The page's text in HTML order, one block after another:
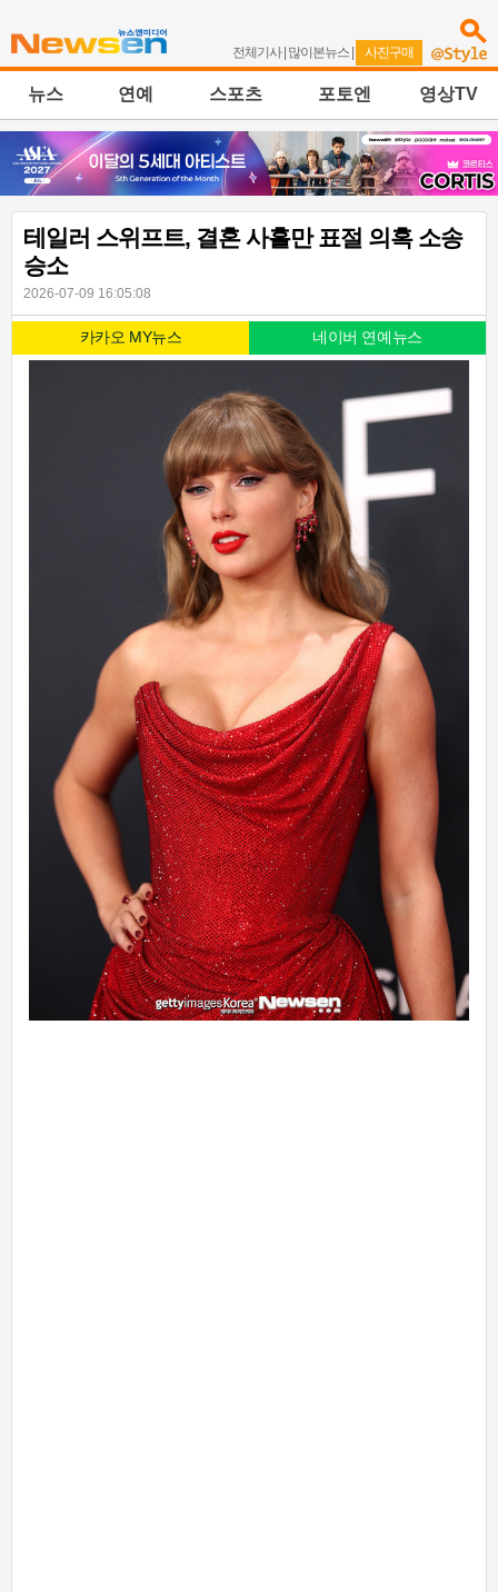
전체기사| 많이본뉴스 | 사진구매
뉴스 연예 스포츠 포토엔 영상TV
테일러 스위프트, 결혼 사흘만 표절 의혹 소송
승소
2026-07-09 16:05:08
카카오 MY뉴스 네이버 연예뉴스